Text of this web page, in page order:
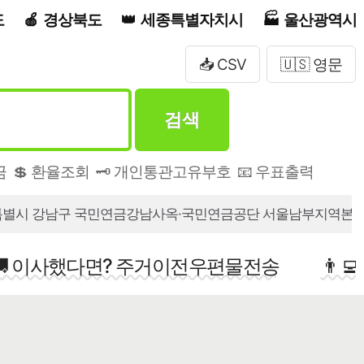
경상북도 세종특별자치시 울산광역시
📥 CSV 🇺🇸 영문
검색
💲 환율조회 🗝️ 개인통관고유부호 📧 우표출력
시 강남구 국민연금강남사옥·국민연금공단 서울남부지역본
이사했다면? 주거이전우편물전송